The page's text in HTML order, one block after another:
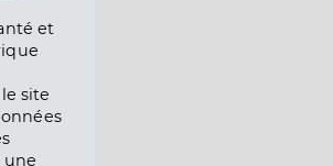
et
site
une